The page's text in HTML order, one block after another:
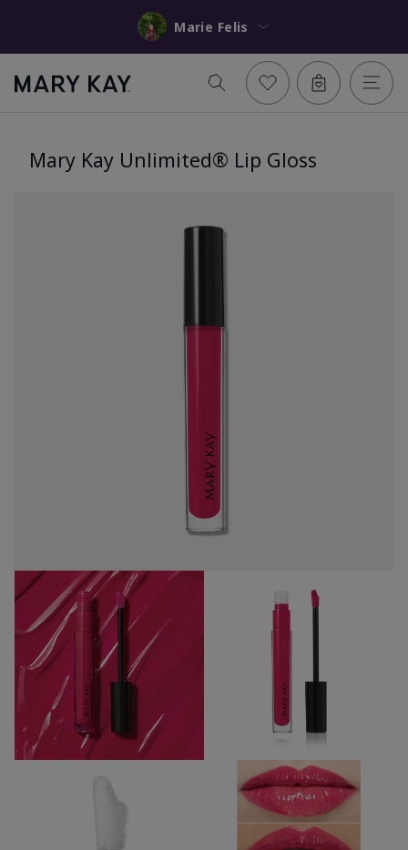
Marie Felis
Mary Kay Unlimited® Lip Gloss